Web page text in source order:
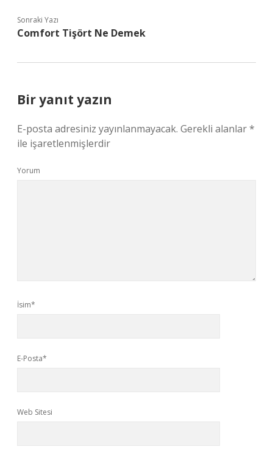
Sonraki Yazı
Comfort Tişört Ne Demek
Bir yanıt yazın
E-posta adresiniz yayınlanmayacak. Gerekli alanlar*
ile işaretlenmişlerdir
Yorum
İsim*
E-Posta*
Web Sitesi